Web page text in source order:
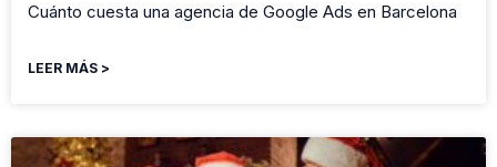
Cuánto cuesta una agencia de Google Ads en Barcelona
LEER MÁS >